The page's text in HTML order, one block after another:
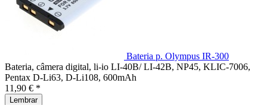
Bateria p. Olympus IR-300
Bateria, câmera digital, li-io LI-40B/ LI-42B, NP45, KLIC-7006,
Pentax D-Li63, D-Li108, 600mAh
11,90 € *
Lembrar